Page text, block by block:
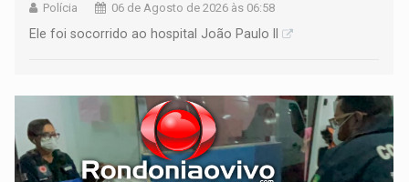
Polícia 06 de Agosto de 2026 às 06:58
Ele foi socorrido ao hospital João Paulo II